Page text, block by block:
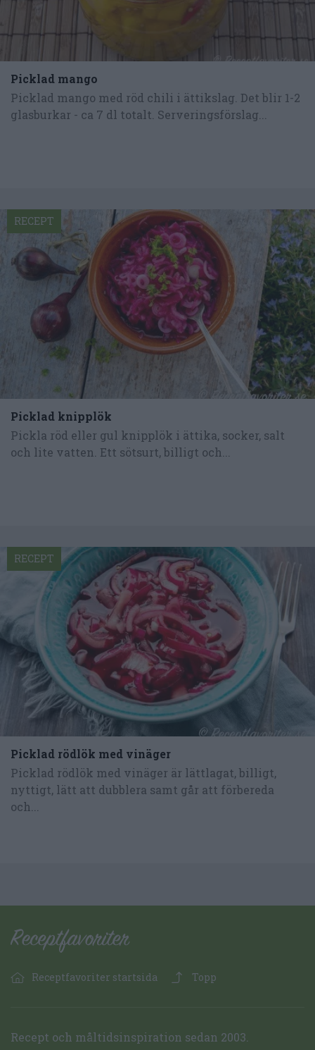
Picklad mango
Picklad mango med röd chili i ättikslag. Det blir 1-2
glasburkar - ca 7 dl totalt. Serveringsförslag...
Picklad knipplök
Pickla röd eller gul knipplök i ättika, socker, salt
och lite vatten. Ett sötsurt, billigt och...
RECEPT
Picklad rödlök med vinäger
Picklad rödlök med vinäger är lättlagat, billigt,
nyttigt, lätt att dubblera samt går att förbereda
och...
RECEPT
Receptfavoriter startsida Topp
Recept och måltidsinspiration sedan 2003.